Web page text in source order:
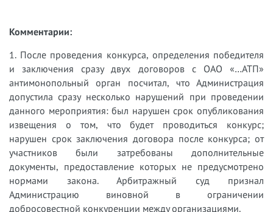
Комментарии:
1.​ После проведения конкурса, определения победителя
и заключения сразу двух договоров с ОАО «…АТП»
антимонопольный орган посчитал, что Администрация
допустила сразу несколько нарушений при проведении
данного мероприятия: был нарушен срок опубликования
извещения о том, что будет проводиться конкурс;
нарушен срок заключения договора после конкурса; от
участников были затребованы дополнительные
документы, предоставление которых не предусмотрено
нормами закона. Арбитражный суд признал
Администрацию виновной в ограничении
добросовестной конкуренции между организациями.